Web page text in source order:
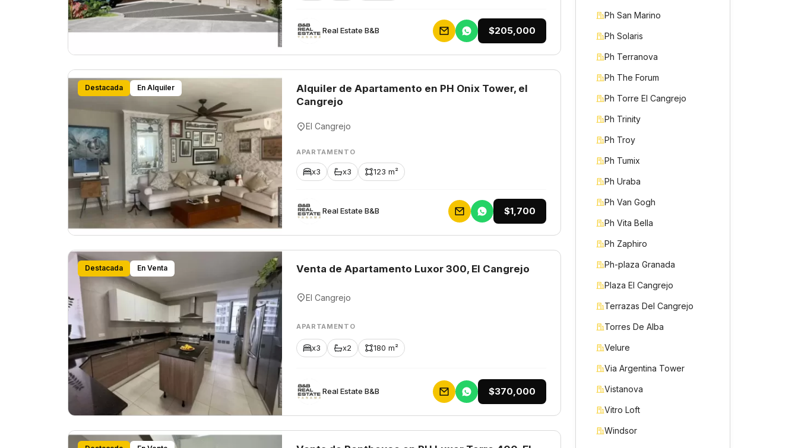
Rеаl Еstаtе В&В $205,000
Destacada En Alquiler
Alquiler de Apartamento en PH Onix Tower, el
Cangrejo
El Cangrejo
APARTAMENTO
x3 x3 123 m²
Rеаl Еstаtе В&В $1,700
Destacada En Venta Venta de Apartamento Luxor 300, El Cangrejo
El Cangrejo
APARTAMENTO
x3 x2 180 m²
Rеаl Еstаtе В&В $370,000
Ph San Marino
Ph Solaris
Ph Terranova
Ph The Forum
Ph Torre El Cangrejo
Ph Trinity
Ph Troy
Ph Tumix
Ph Uraba
Ph Van Gogh
Ph Vita Bella
Ph Zaphiro
Ph-plaza Granada
Plaza El Cangrejo
Terrazas Del Cangrejo
Torres De Alba
Velure
Via Argentina Tower
Vistanova
Vitro Loft
Windsor